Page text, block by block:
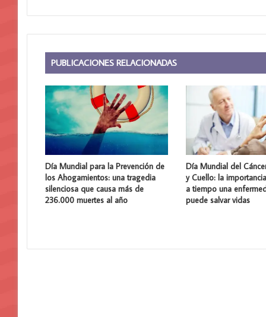
PUBLICACIONES RELACIONADAS
Día Mundial para la Prevención de
los Ahogamientos: una tragedia
silenciosa que causa más de
236.000 muertes al año
Día Mundial del
y Cuello: la
a tiempo una
puede salvar vidas